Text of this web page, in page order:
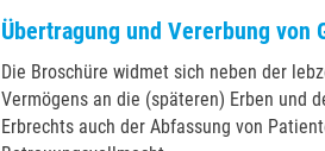
Übertragung und Vererbung von
Die Broschüre widmet sich neben der
Vermögens an die (späteren) Erben und
Erbrechts auch der Abfassung von